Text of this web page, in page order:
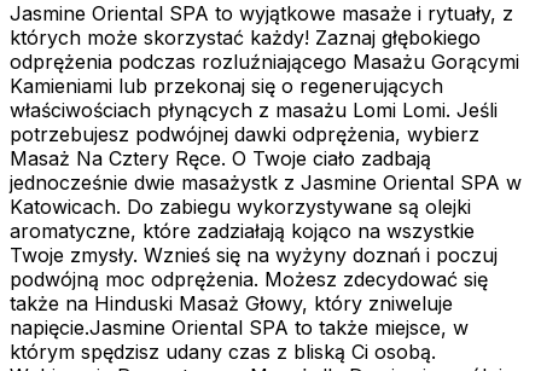
Jasmine Oriental SPA to wyjątkowe masaże i rytuały, z
których może skorzystać każdy! Zaznaj głębokiego
odprężenia podczas rozluźniającego Masażu Gorącymi
Kamieniami lub przekonaj się o regenerujących
właściwościach płynących z masażu Lomi Lomi. Jeśli
potrzebujesz podwójnej dawki odprężenia, wybierz
Masaż Na Cztery Ręce. O Twoje ciało zadbają
jednocześnie dwie masażystk z Jasmine Oriental SPA w
Katowicach. Do zabiegu wykorzystywane są olejki
aromatyczne, które zadziałają kojąco na wszystkie
Twoje zmysły. Wznieś się na wyżyny doznań i poczuj
podwójną moc odprężenia. Możesz zdecydować się
także na Hinduski Masaż Głowy, który zniweluje
napięcie.Jasmine Oriental SPA to także miejsce, w
którym spędzisz udany czas z bliską Ci osobą.